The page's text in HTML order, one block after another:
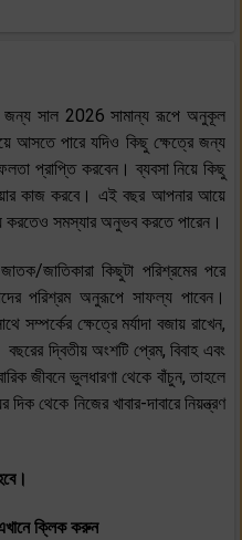
জন্য সাল 2026 সামান্য রূপে অনুকূল
আসতে পারে যদিও কিছু ক্ষেত্রে জন্য
প্রাপ্তি করবেন। ব্যবসা নিয়ে কিছু
কাজ করবে। এই বছর আপনার আয়ে
করতেও সমস্যার অনুভব করতে পারেন।
জাতিকারা কিছুটা পরিশ্রমের পরে
পরিশ্রম অনুরূপে সাফল্য পাবেন।
সম্পর্কের ক্ষেত্রে মর্যাদা বজায় রাখেন,
দ্বিতীয় অংশটি প্রেম, বিবাহ এবং
জীবনে ভুলধারণা থেকে বাঁচুন, তাহলে
থেকে নিজের খাবার-দাবারে নিয়ন্ত্রণ
ক্লিক করুন